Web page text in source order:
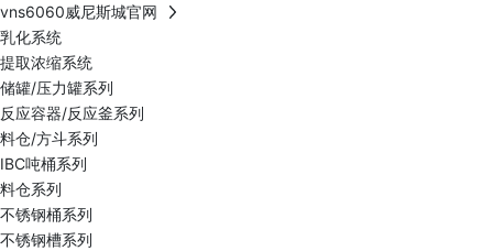
vns6060威尼斯城官网
乳化系统
提取浓缩系统
储罐/压力罐系列
反应容器/反应釜系列
料仓/方斗系列
IBC吨桶系列
料仓系列
不锈钢桶系列
不锈钢槽系列